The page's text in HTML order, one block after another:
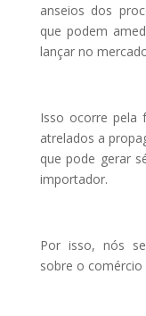
anseios dos
que podem
lançar no
Isso ocorre pela
atrelados a
que pode gerar
importador.
Por isso, nós
sobre o comércio